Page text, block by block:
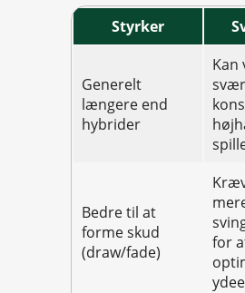
Styrker
Generelt
længere end
hybrider
Bedre til at
forme skud
(draw/fade)
for